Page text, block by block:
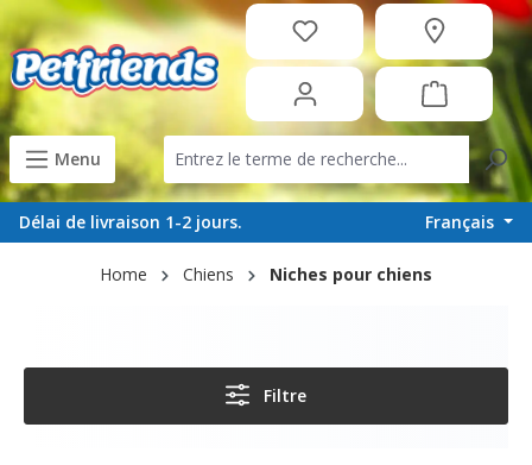
principal
Menu
Délai de livraison 1-2 jours. Français
Home Chiens Niches pour chiens
Filtre